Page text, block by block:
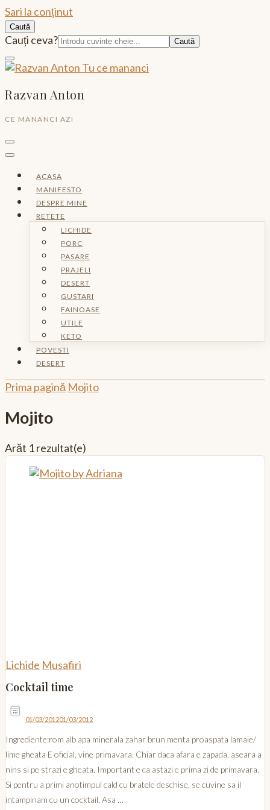
Sari la conținut
Caută
Caută:
Cauți ceva?
Razvan Anton
CE MANANCI AZI
ACASA
MANIFESTO
DESPRE MINE
RETETE
LICHIDE
PORC
PASARE
PRAJELI
DESERT
GUSTARI
FAINOASE
UTILE
KETO
POVESTI
DESERT
Prima pagină Mojito
Mojito
Arăt 1 rezultat(e)
Lichide Musafiri
Cocktail time
01/03/201201/03/2012
Ingrediente:rom alb apa minerala zahar brun menta proaspata lamaie/
lime gheata E oficial, vine primavara. Chiar daca afara e zapada, aseara a
nins si pe strazi e gheata. Important e ca astazi e prima zi de primavara.
Si pentru a primi anotimpul cald cu bratele deschise, se cuvine sa il
intampinam cu un cocktail. Asa …